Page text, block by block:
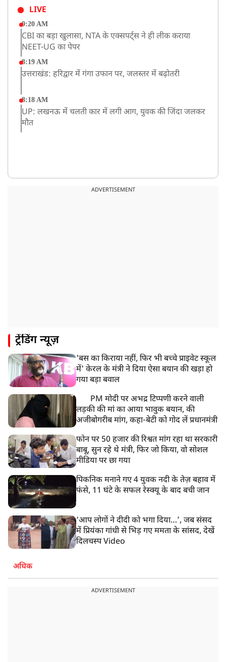
LIVE
9:20 AM
CBI का बड़ा खुलासा, NTA के एक्सपर्ट्स ने ही लीक कराया
NEET-UG का पेपर
8:19 AM
उत्तराखंड: हरिद्वार में गंगा उफान पर, जलस्तर में बढ़ोतरी
8:18 AM
UP: लखनऊ में चलती कार में लगी आग, युवक की जिंदा जलकर
मौत
ADVERTISEMENT
ट्रेंडिंग न्यूज़
'बस का किराया नहीं, फिर भी बच्चे प्राइवेट स्कूल
में' केरल के मंत्री ने दिया ऐसा बयान की खड़ा हो
गया बड़ा बवाल
PM मोदी पर अभद्र टिप्पणी करने वाली
लड़की की मां का आया भावुक बयान, की
अजीबोगरीब मांग, कहा-बेटी को गोद लें प्रधानमंत्री
फोन पर 50 हजार की रिश्वत मांग रहा था सरकारी
बाबू, सुन रहे थे मंत्री, फिर जो किया, वो सोशल
मीडिया पर छा गया
पिकनिक मनाने गए 4 युवक नदी के तेज़ बहाव में
फंसे, 11 घंटे के सफल रेस्क्यू के बाद बची जान
‘आप लोगों ने दीदी को भगा दिया…’, जब संसद
में प्रियंका गांधी से भिड़ गए ममता के सांसद, देखें
दिलचस्प Video
अधिक
ADVERTISEMENT